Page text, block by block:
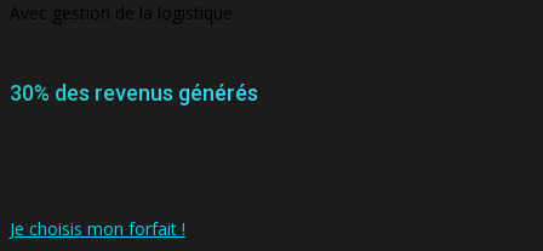
Avec gestion de la logistique
30% des revenus générés
Je choisis mon forfait !